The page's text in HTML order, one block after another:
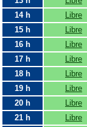
14 h
Libre
15 h
Libre
16 h
Libre
17 h
Libre
18 h
Libre
19 h
Libre
20 h
Libre
21 h
Libre